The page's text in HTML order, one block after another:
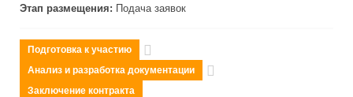
Этап размещения: Подача заявок
Подготовка к участию
Анализ и разработка документации
Заключение контракта